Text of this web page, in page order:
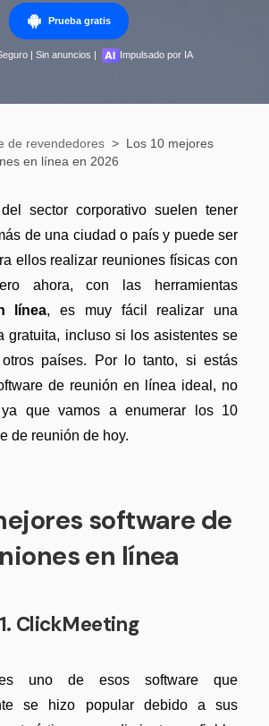
Pro DC
a PDF
PDF
de IA
documentos
las herramientas de IA
software
técnicas
Prueba gratis
| Sin anuncios | Impulsado por IA
de revendedores > Los 10 mejores
en línea en 2026
sector corporativo suelen tener
de una ciudad o país y puede ser
ellos realizar reuniones físicas con
ahora, con las herramientas
línea, es muy fácil realizar una
gratuita, incluso si los asistentes se
países. Por lo tanto, si estás
de reunión en línea ideal, no
ya que vamos a enumerar los 10
de reunión de hoy.
software de
en línea
1. ClickMeeting
uno de esos software que
se hizo popular debido a sus